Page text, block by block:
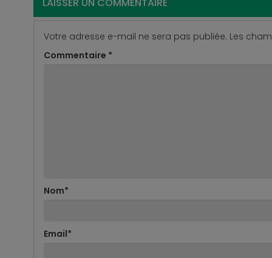
Votre adresse e-mail ne sera pas publiée. Les
Commentaire *
Nom*
Email*